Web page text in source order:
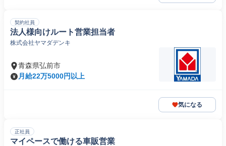
契約社員
法人様向けルート営業担当者
株式会社ヤマダデンキ
青森県弘前市
月給22万5000円以上
気になる
正社員
マイペースで働ける車販営業